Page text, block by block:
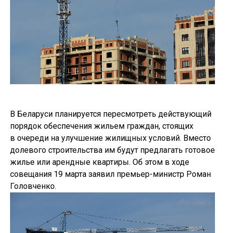
В Беларуси планируется пересмотреть действующий
порядок обеспечения жильем граждан, стоящих
в очереди на улучшение жилищных условий. Вместо
долевого строительства им будут предлагать готовое
жилье или арендные квартиры. Об этом в ходе
совещания 19 марта заявил премьер-министр Роман
Головченко.